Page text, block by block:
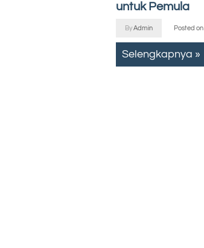
untuk Pemula
ByAdmin Posted on
Selengkapnya »